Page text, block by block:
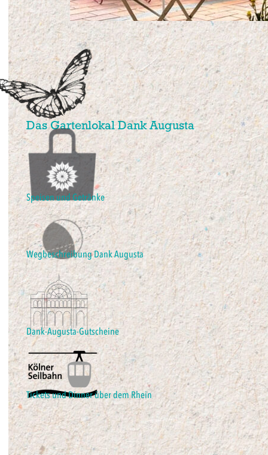
Das Gartenlokal Dank Augusta
Speisen und Getränke
Wegbeschreibung Dank Augusta
Dank-Augusta-Gutscheine
Tickets und Dinner über dem Rhein